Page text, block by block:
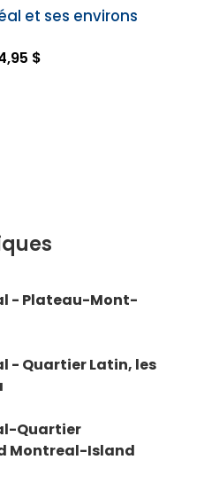
et ses environs
$
- Plateau-Mont-
- Quartier Latin, les
Quartier
Montreal-Island